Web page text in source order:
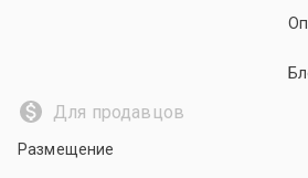
Для продавцов
Размещение